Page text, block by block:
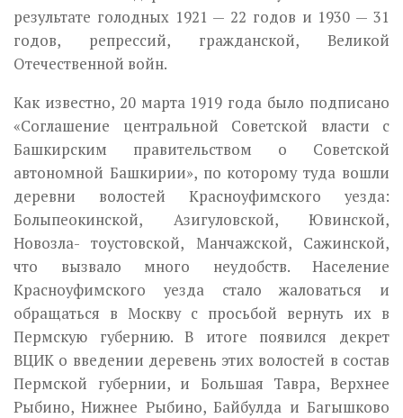
результате голодных 1921 — 22 годов и 1930 — 31
годов, репрессий, гражданской, Великой
Отечественной войн.
Как известно, 20 марта 1919 года было подписано
«Соглашение цент­ральной Советской власти с
Башкирским правительством о Советской
автономной Башкирии», по которому туда вошли
деревни волостей Крас­ноуфимского уезда:
Болыпеокинской, Азигуловской, Ювинской,
Новозла- тоустовской, Манчажской, Сажинской,
что вызвало много неудобств. На­селение
Красноуфимского уезда стало жаловаться и
обращаться в Мос­кву с просьбой вернуть их в
Пермскую губернию. В итоге появился дек­рет
ВЦИК о введении деревень этих волостей в состав
Пермской губер­нии, и Большая Тавра, Верхнее
Рыбино, Нижнее Рыбино, Байбулда и Багышково